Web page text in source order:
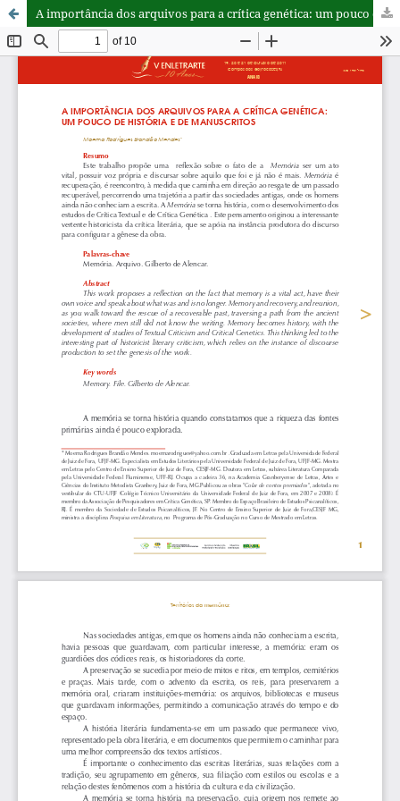
A importância dos arquivos para a crítica genética: um pouco de história e de manuscritos